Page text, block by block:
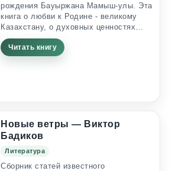
рождения Бауыржана Мамыш-улы. Эта
книга о любви к Родине - великому
Казахстану, о духовных ценностях
казахского народа, священных
символах, национальных героях,
дружбе между народами. Особое
крылатая фраза...
Читать книгу
Новые ветры — Виктор
Бадиков
Литература
Сборник статей известного